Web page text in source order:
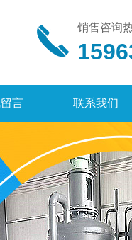
销售咨询
言 联系我们